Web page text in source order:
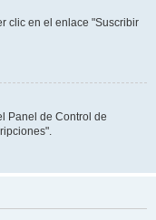
clic en el enlace "Suscribir
Panel de Control de